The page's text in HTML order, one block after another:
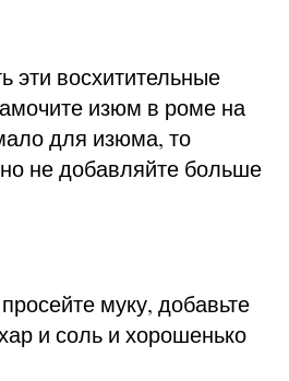
эти восхитительные
изюм в роме на
для изюма, то
не добавляйте больше
муку, добавьте
и соль и хорошенько